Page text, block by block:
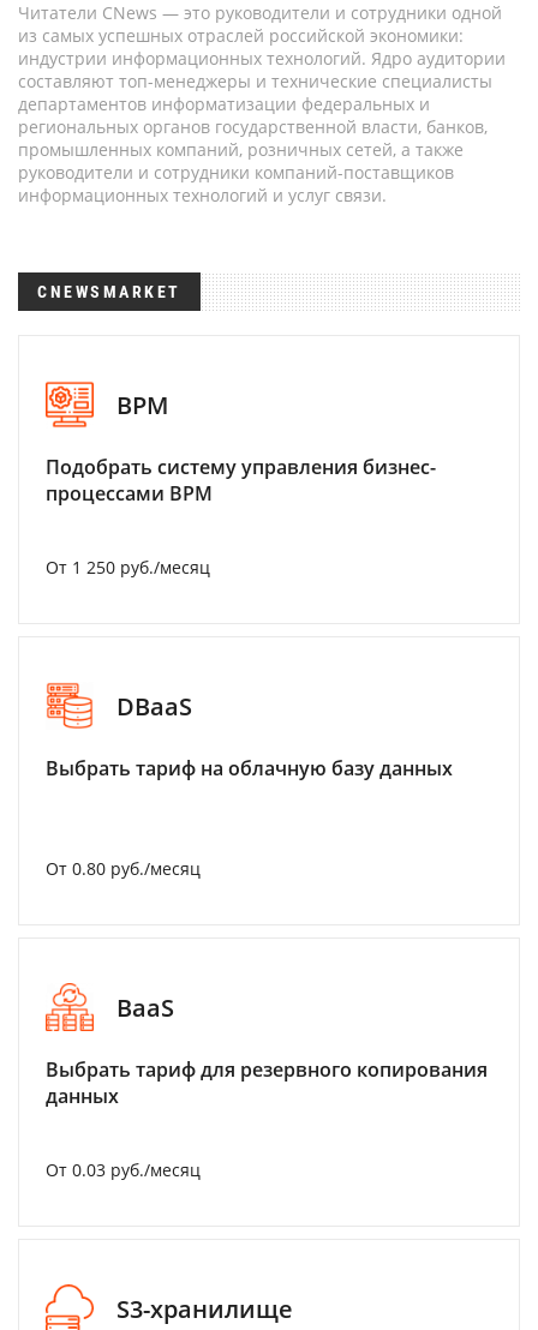
Читатели CNews — это руководители и сотрудники одной
из самых успешных отраслей российской экономики:
индустрии информационных технологий. Ядро аудитории
составляют топ-менеджеры и технические специалисты
департаментов информатизации федеральных и
региональных органов государственной власти, банков,
промышленных компаний, розничных сетей, а также
руководители и сотрудники компаний-поставщиков
информационных технологий и услуг связи.
CNEWSMARKET
BPM
Подобрать систему управления бизнес-
процессами BPM
От 1 250 руб./месяц
DBaaS
Выбрать тариф на облачную базу данных
От 0.80 руб./месяц
BaaS
Выбрать тариф для резервного копирования
данных
От 0.03 руб./месяц
S3-хранилище